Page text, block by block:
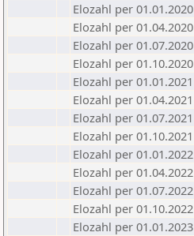
Elozahl per 01.01.2020
Elozahl per 01.04.2020
Elozahl per 01.07.2020
Elozahl per 01.10.2020
Elozahl per 01.01.2021
Elozahl per 01.04.2021
Elozahl per 01.07.2021
Elozahl per 01.10.2021
Elozahl per 01.01.2022
Elozahl per 01.04.2022
Elozahl per 01.07.2022
Elozahl per 01.10.2022
Elozahl per 01.01.2023